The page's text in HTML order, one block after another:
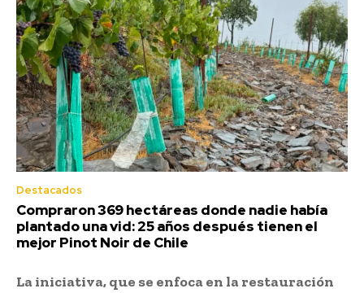
Destacados
Compraron 369 hectáreas donde nadie había
plantado una vid: 25 años después tienen el
mejor Pinot Noir de Chile
La iniciativa, que se enfoca en la restauración